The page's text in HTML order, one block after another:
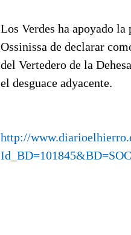
Los Verdes ha apoyado
Ossinissa de declarar
del Vertedero de la
el desguace adyacente.
http://